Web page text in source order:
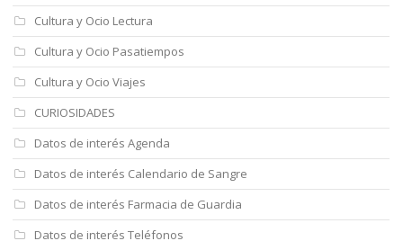
Cultura y Ocio Lectura
Cultura y Ocio Pasatiempos
Cultura y Ocio Viajes
CURIOSIDADES
Datos de interés Agenda
Datos de interés Calendario de Sangre
Datos de interés Farmacia de Guardia
Datos de interés Teléfonos